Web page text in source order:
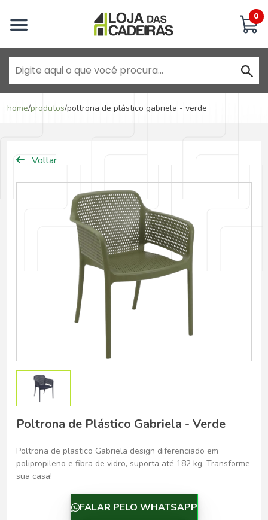
0
home/produtos/poltrona de plástico gabriela - verde
Voltar
Poltrona de Plástico Gabriela - Verde
Poltrona de plastico Gabriela design diferenciado em
polipropileno e fibra de vidro, suporta até 182 kg. Transforme
sua casa!
FALAR PELO WHATSAPP
Inicie uma conversa
Goiânia - Jardim América
Anápolis - Jundiaí
Brasília - ADE Águas Claras
Brasília - Asa Sul
Goiânia - Jardim América II
Belo Horizonte - Belo Horizonte